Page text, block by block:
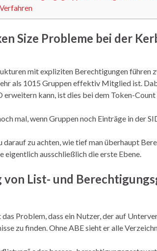
Size Probleme bei der
mit expliziten Berechtigungen führen
als 1015 Gruppen effektiv Mitglied ist.
erweitern kann, ist dies bei dem Token-
mal, wenn Gruppen noch Einträge in der
darauf zu achten, wie tief man überhaupt
eigentlich ausschließlich die erste Ebene.
von List- und
Problem, dass ein Nutzer, der auf
zu finden. Ohne ABE sieht er alle